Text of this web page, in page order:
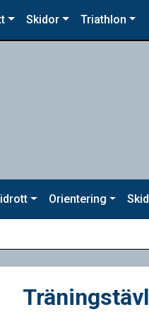
Skidor Triathlon
Orientering